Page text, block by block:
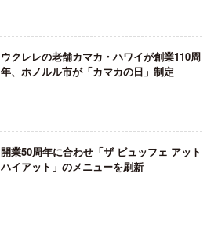
ウクレレの老舗カマカ・ハワイが創業110周
年、ホノルル市が「カマカの日」制定
開業50周年に合わせ「ザ ビュッフェ アット
ハイアット」のメニューを刷新